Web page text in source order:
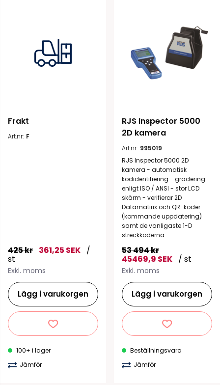
Frakt
Art.nr: F
425 kr 361,25 SEK /
st
Exkl. moms
Lägg i varukorgen
100+ i lager
Jämför
RJS Inspector 5000
2D kamera
Art.nr: 995019
RJS Inspector 5000 2D
kamera - automatisk
kodidentifiering - gradering
enligt ISO / ANSI - stor LCD
skärm - verifierar 2D
Datamatirix och QR-koder
(kommande uppdatering)
samt de vanligaste 1-D
streckkoderna
53 494 kr
45469,9 SEK / st
Exkl. moms
Lägg i varukorgen
Beställningsvara
Jämför